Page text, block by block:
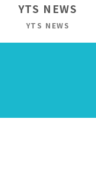
YTS NEWS
YTS NEWS